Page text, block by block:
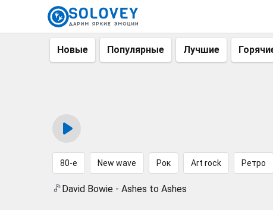
Новые Популярные Лучшие
80-е New wave Рок Art rock Ретро
David Bowie - Ashes to Ashes